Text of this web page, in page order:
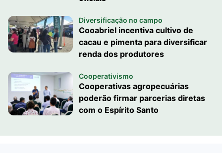
Diversificação no campo
Cooabriel incentiva cultivo de
cacau e pimenta para diversificar
renda dos produtores
Cooperativismo
Cooperativas agropecuárias
poderão firmar parcerias diretas
com o Espírito Santo